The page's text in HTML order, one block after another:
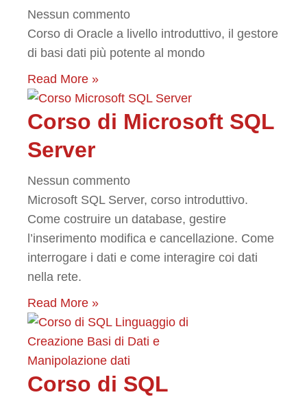
Nessun commento
Corso di Oracle a livello introduttivo, il gestore
di basi dati più potente al mondo
Read More »
Corso di Microsoft SQL
Server
Nessun commento
Microsoft SQL Server, corso introduttivo.
Come costruire un database, gestire
l’inserimento modifica e cancellazione. Come
interrogare i dati e come interagire coi dati
nella rete.
Read More »
Corso di SQL